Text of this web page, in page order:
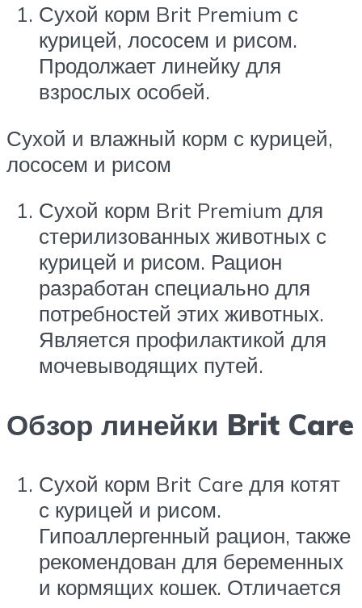
Сухой корм Brit Premium с
курицей, лососем и рисом.
Продолжает линейку для
взрослых особей.
Сухой и влажный корм с курицей,
лососем и рисом
Сухой корм Brit Premium для
стерилизованных животных с
курицей и рисом. Рацион
разработан специально для
потребностей этих животных.
Является профилактикой для
мочевыводящих путей.
Обзор линейки Brit Care
Сухой корм Brit Care для котят
с курицей и рисом.
Гипоаллергенный рацион, также
рекомендован для беременных
и кормящих кошек. Отличается